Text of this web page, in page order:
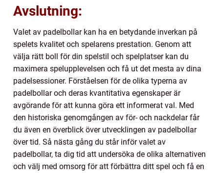
Avslutning:
Valet av padelbollar kan ha en betydande inverkan på
spelets kvalitet och spelarens prestation. Genom att
välja rätt boll för din spelstil och spelplatser kan du
maximera spelupplevelsen och få ut det mesta av dina
padelsessioner. Förståelsen för de olika typerna av
padelbollar och deras kvantitativa egenskaper är
avgörande för att kunna göra ett informerat val. Med
den historiska genomgången av för- och nackdelar får
du även en överblick över utvecklingen av padelbollar
över tid. Så nästa gång du står inför valet av
padelbollar, ta dig tid att undersöka de olika alternativen
och välj med omsorg för att förbättra ditt spel och få en